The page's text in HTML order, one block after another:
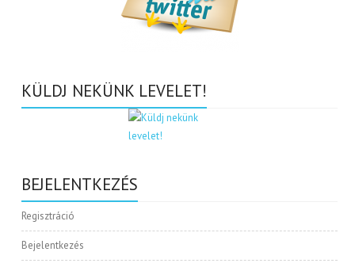
KÜLDJ NEKÜNK LEVELET!
BEJELENTKEZÉS
Regisztráció
Bejelentkezés